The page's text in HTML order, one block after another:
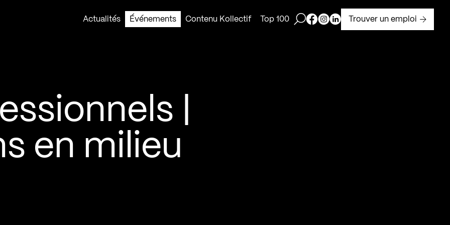
Actualités
Événements Contenu Kollectif Top 100 Ouvrir la barre de recherche
Page Facebook de Kollectif
Page Instagram de Kollectif
Page Linkedin de Kollectif
Trouver un emploi
|
en milieu